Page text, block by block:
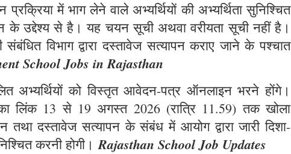
में भाग लेने वाले अभ्यर्थियों की अभ्यर्थिता सुनिश्चित
उद्देश्य से है। यह चयन सूची अथवा वरीयता सूची नहीं है।
विभाग द्वारा दस्तावेज सत्यापन कराए जाने के पश्चात
School Jobs in Rajasthan
अभ्यर्थियों को विस्तृत आवेदन-पत्र ऑनलाइन भरने होंगे।
लिंक 13 से 19 अगस्त 2026 (रात्रि 11.59) तक खोला
दस्तावेज सत्यापन के संबंध में आयोग द्वारा जारी दिशा-
करनी होगी।Rajasthan School Job Updates